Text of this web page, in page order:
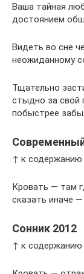
Ваша тайная
достоянием
Видеть во сне
неожиданному
Тщательно
стыдно за свой
побыстрее
↑ к содержанию
Кровать — там
сказать иначе
Сонник 2012
↑ к содержанию